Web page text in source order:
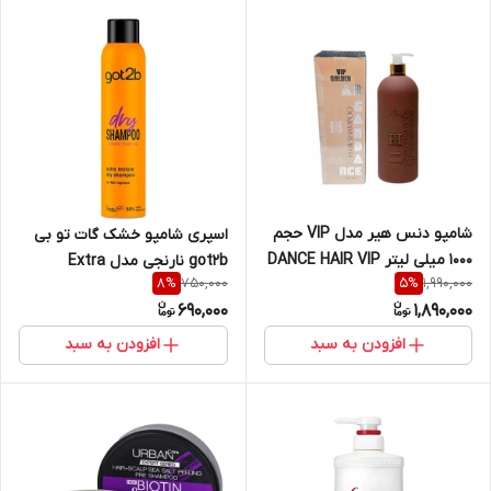
شامپو دنس هیر مدل VIP حجم
1000 میلی لیتر DANCE HAIR VIP
GOLDEN
1,990,000
5%
1,890,000
افزودن به سبد
اسپری شامپو خشک گات تو بی
got2b نارنجی مدل Extra
Dry Shampoo Extra Texture
750,000
8%
690,000
افزودن به سبد